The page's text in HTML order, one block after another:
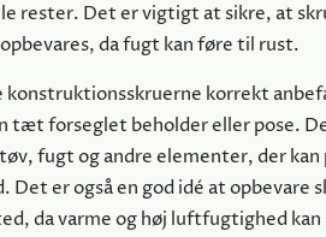
rester. Det er vigtigt at sikre, at
da fugt kan føre til rust.
konstruktionsskruerne korrekt
tæt forseglet beholder eller pose.
fugt og andre elementer, der kan
Det er også en god idé at opbevare
da varme og høj luftfugtighed kan